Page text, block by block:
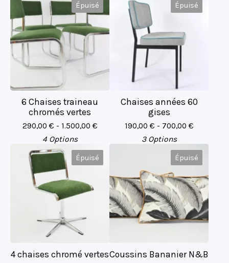
Épuisé
6 Chaises traineau
chromés vertes
290,00 € - 1.500,00 €
4 Options
Épuisé
Chaises années 60
gises
190,00 € - 700,00 €
3 Options
Épuisé
4 chaises chromé vertes
Épuisé
Coussins Bananier N&B